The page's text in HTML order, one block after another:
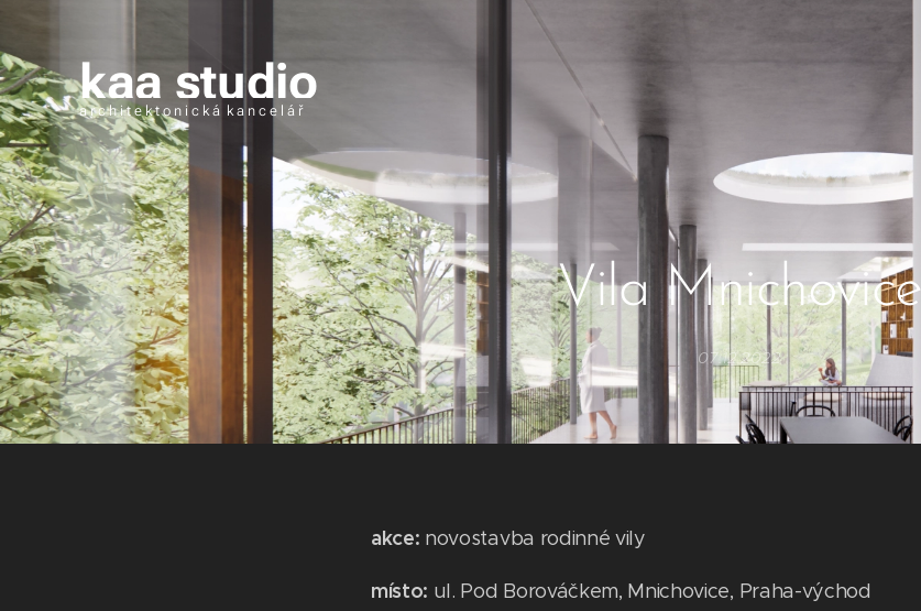
kaa studio
a r c h i t e k t o n i c k á k a n c e l á ř
Vila Mnichovice
07.12.2022
akce: novostavba rodinné vily
místo: ul. Pod Borováčkem, Mnichovice, Praha-východ